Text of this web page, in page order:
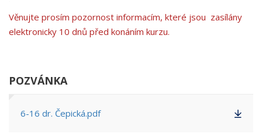
Věnujte prosím pozornost informacím, které jsou zasílány
elektronicky 10 dnů před konáním kurzu.
POZVÁNKA
6-16 dr. Čepická.pdf